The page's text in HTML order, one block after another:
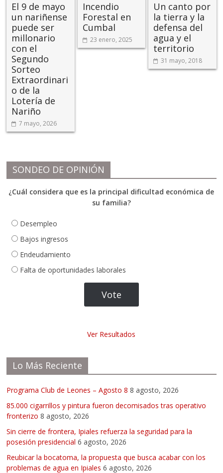
El 9 de mayo
un nariñense
puede ser
millonario
con el
Segundo
Sorteo
Extraordinari
o de la
Lotería de
Nariño
7 mayo, 2026
Incendio
Forestal en
Cumbal
23 enero, 2025
Un canto por
la tierra y la
defensa del
agua y el
territorio
31 mayo, 2018
SONDEO DE OPINIÓN
¿Cuál considera que es la principal dificultad económica de
su familia?
Desempleo
Bajos ingresos
Endeudamiento
Falta de oportunidades laborales
Ver Resultados
Lo Más Reciente
Programa Club de Leones – Agosto 8 8 agosto, 2026
85.000 cigarrillos y pintura fueron decomisados tras operativo
fronterizo 8 agosto, 2026
Sin cierre de frontera, Ipiales refuerza la seguridad para la
posesión presidencial 6 agosto, 2026
Reubicar la bocatoma, la propuesta que busca acabar con los
problemas de agua en Ipiales 6 agosto, 2026